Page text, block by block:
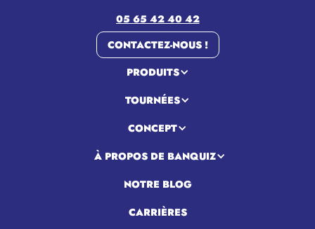
05 65 42 40 42
CONTACTEZ-NOUS !
PRODUITS
TOURNÉES
CONCEPT
À PROPOS DE BANQUIZ
NOTRE BLOG
CARRIÈRES